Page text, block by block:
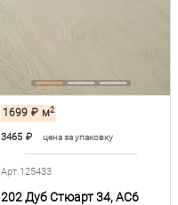
1699 ₽ м2
3465 ₽ цена за упаковку
Арт.125433
202 Дуб Стюарт 34, AC6